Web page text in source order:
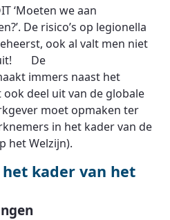
‘Moeten we aan
De risico’s op legionella
ook al valt men niet
De
immers naast het
deel uit van de globale
moet opmaken ter
in het kader van de
het Welzijn).
kader van het